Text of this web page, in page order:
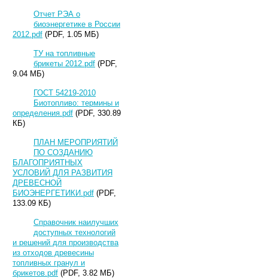
Отчет РЭА о
биоэнергетике в России
2012.pdf (PDF, 1.05 МБ)
ТУ на топливные
брикеты 2012.pdf (PDF,
9.04 МБ)
ГОСТ 54219-2010
Биотопливо: термины и
определения.pdf (PDF, 330.89
КБ)
ПЛАН МЕРОПРИЯТИЙ
ПО СОЗДАНИЮ
БЛАГОПРИЯТНЫХ
УСЛОВИЙ ДЛЯ РАЗВИТИЯ
ДРЕВЕСНОЙ
БИОЭНЕРГЕТИКИ.pdf (PDF,
133.09 КБ)
Справочник наилучших
доступных технологий
и решений для производства
из отходов древесины
топливных гранул и
брикетов.pdf (PDF, 3.82 МБ)